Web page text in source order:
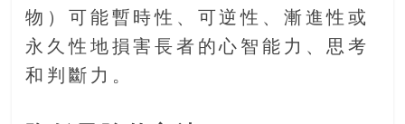
物）可能暫時性、可逆性、漸進性或
永久性地損害長者的心智能力、思考
和判斷力。